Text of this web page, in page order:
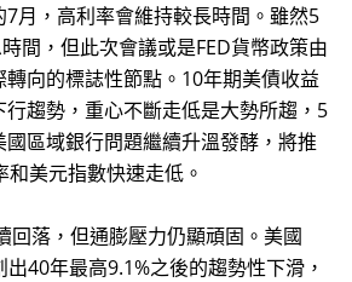
月，高利率會維持較長時間。雖然5
間，但此次會議或是FED貨幣政策由
向的標誌性節點。10年期美債收益
趨勢，重心不斷走低是大勢所趨，5
區域銀行問題繼續升溫發酵，將推
美元指數快速走低。
落，但通膨壓力仍顯頑固。美國
40年最高9.1%之後的趨勢性下滑，